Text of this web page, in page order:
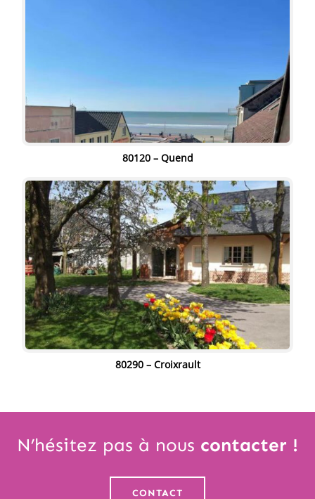
" alt="" width="80%" height="80%"/>
80120 – Quend
80290 – Croixrault
N’hésitez pas à nous contacter !
CONTACT